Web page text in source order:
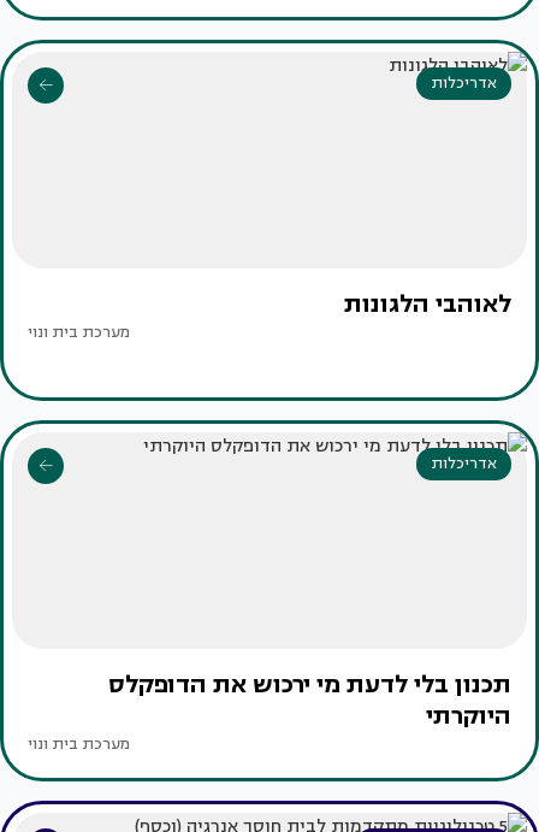
אדריכלות
לאוהבי הלגונות
מערכת בית ונוי
אדריכלות
תכנון בלי לדעת מי ירכוש את הדופקלס
היוקרתי
מערכת בית ונוי